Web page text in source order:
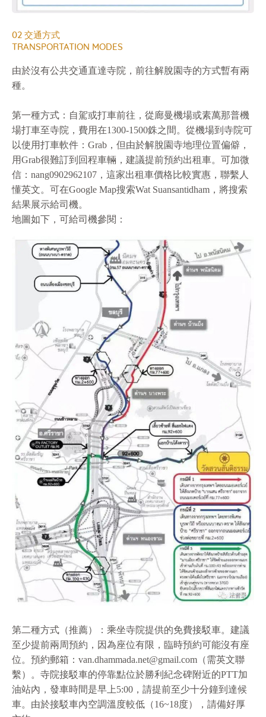
02 交通方式
TRANSPORTATION MODES
由於沒有公共交通直達寺院，前往解脫園寺的方式暫有兩
種。
第一種方式：自駕或打車前往，從廊曼機場或素萬那普機
場打車至寺院，費用在1300-1500銖之間。從機場到寺院可
以使用打車軟件：Grab，但由於解脫園寺地理位置偏僻，
用Grab很難訂到回程車輛，建議提前預約出租車。可加微
信：nang0902962107，這家出租車價格比較實惠，聯繫人
懂英文。可在Google Map搜索Wat Suansantidham，將搜索
結果展示給司機。
地圖如下，可給司機參閱：
第二種方式（推薦）：乘坐寺院提供的免費接駁車。建議
至少提前兩周預約，因為座位有限，臨時預約可能沒有座
位。預約郵箱：van.dhammada.net@gmail.com（需英文聯
繫）。寺院接駁車的停靠點位於勝利紀念碑附近的PTT加
油站內，發車時間是早上5:00，請提前至少十分鐘到達候
車。由於接駁車內空調溫度較低（16~18度），請備好厚